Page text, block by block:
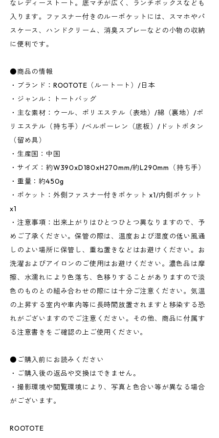
なレディーストート。底マチが広く、ランチボックスなども
入ります。ファスナー付きのルーポケットには、スマホやパ
スケース、ハンドクリーム、消臭スプレーなどの小物の収納
に便利です。
●商品の情報
・ブランド：ROOTOTE（ルートート）/日本
・ジャンル：トートバッグ
・主な素材：ウール、ポリエステル（表地）/綿（裏地）/ポ
リエステル（持ち手）/ベルポーレン（底板）/ドットボタン
（留め具）
・生産国：中国
・サイズ：約W390xD180xH270mm/約L290mm（持ち手）
・重量：約450g
・ポケット：外側ファスナー付きポケット x1/内側ポケット
x1
・注意事項：出来上がりはひとつひとつ異なりますので、予
めご了承ください。保管の際は、温度および湿度の低い風通
しのよい場所に保管し、重ね置きなどはお避けください。お
洗濯およびアイロンのご使用はお避けください。濃色品は摩
擦、水濡れにより色落ち、色移りすることがありますので淡
色のものとの組み合わせの際には十分ご注意ください。気温
の上昇する室内や車内等に長時間放置されますと移染する恐
れがございますのでご注意ください。その他、商品に付属す
る注意書きをご確認の上ご使用ください。
●ご購入前にお読みください
・ご購入後の返品や交換はできません。
・撮影環境や閲覧環境により、写真と色合い等が異なる場合
がございます。
ROOTOTE